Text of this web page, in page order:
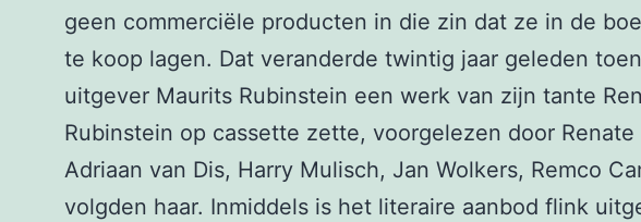
geen commerciële producten in die zin dat ze in de
te koop lagen. Dat veranderde twintig jaar geleden toen
uitgever Maurits Rubinstein een werk van zijn tante
Rubinstein op cassette zette, voorgelezen door Renate
Adriaan van Dis, Harry Mulisch, Jan Wolkers, Remco
volgden haar. Inmiddels is het literaire aanbod flink